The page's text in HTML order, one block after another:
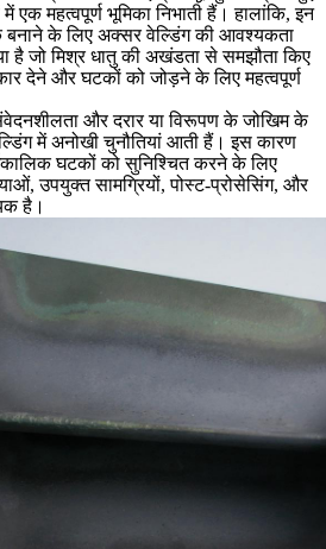
में एक महत्वपूर्ण भूमिका निभाती हैं। हालांकि, इन
बनाने के लिए अक्सरवेल्डिंगकी आवश्यकता
है जो मिश्र धातु की अखंडता से समझौता किए
देने और घटकों को जोड़ने के लिए महत्वपूर्ण
और दरार या विरूपण के जोखिम के
में अनोखी चुनौतियां आती हैं। इस कारण
घटकों को सुनिश्चित करने के लिए
उपयुक्त सामग्रियों,पोस्ट-प्रोसेसिंग, और
है।